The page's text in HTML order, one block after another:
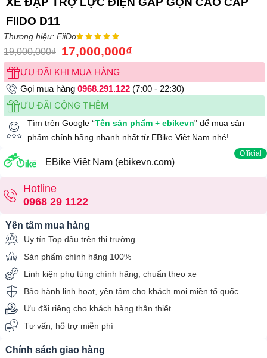
FIIDO D11
Thương hiệu: FiiDo    
19,000,000₫ 17,000,000₫
ƯU ĐÃI KHI MUA HÀNG
Gọi mua hàng 0968.291.122(7:00 - 22:30)
ƯU ĐÃI CỘNG THÊM
Tìm trên Google “Tên sản phẩm + ebikevn" để mua sản
phẩm chính hãng nhanh nhất từ EBike Việt Nam nhé!
EBike Việt Nam (ebikevn.com)
Official
Hotline
0968 29 1122
Yên tâm mua hàng
Uy tín Top đầu trên thị trường
Sản phẩm chính hãng 100%
Linh kiện phụ tùng chính hãng, chuẩn theo xe
Bảo hành linh hoạt, yên tâm cho khách mọi miền tổ quốc
Ưu đãi riêng cho khách hàng thân thiết
Tư vấn, hỗ trợ miễn phí
Chính sách giao hàng